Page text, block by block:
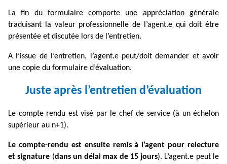
La fin du formulaire comporte une appréciation générale
traduisant la valeur professionnelle de l’agent.e qui doit être
présentée et discutée lors de l’entretien.
A l’issue de l’entretien, l’agent.e peut/doit demander et avoir
une copie du formulaire d’évaluation.
Juste après l’entretien d’évaluation
Le compte rendu est visé par le chef de service (à un échelon
supérieur au n+1).
Le compte-rendu est ensuite remis à l’agent pour relecture
et signature (dans un délai max de 15 jours). L’agent.e peut le